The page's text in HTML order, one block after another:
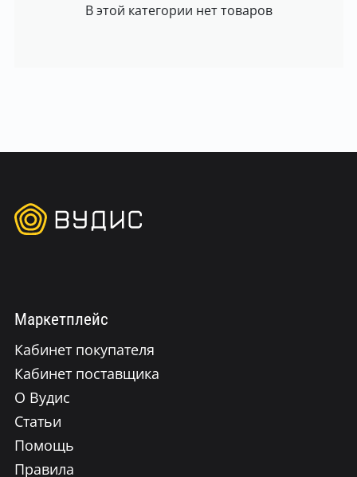
В этой категории нет товаров
Маркетплейс
Кабинет покупателя
Кабинет поставщика
О Вудис
Статьи
Помощь
Правила